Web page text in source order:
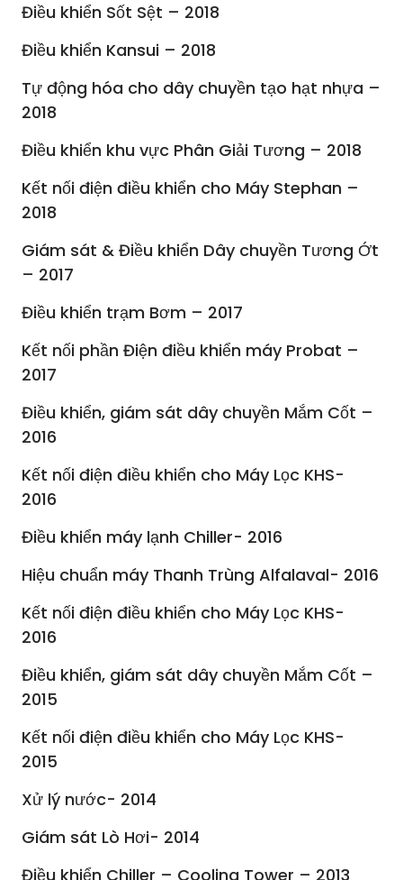
Điều khiển Sốt Sệt – 2018
Điều khiển Kansui – 2018
Tự động hóa cho dây chuyền tạo hạt nhựa –
2018
Điều khiển khu vực Phân Giải Tương – 2018
Kết nối điện điều khiển cho Máy Stephan –
2018
Giám sát & Điều khiển Dây chuyền Tương Ớt
– 2017
Điều khiển trạm Bơm – 2017
Kết nối phần Điện điều khiển máy Probat –
2017
Điều khiển, giám sát dây chuyền Mắm Cốt –
2016
Kết nối điện điều khiển cho Máy Lọc KHS-
2016
Điều khiển máy lạnh Chiller- 2016
Hiệu chuẩn máy Thanh Trùng Alfalaval- 2016
Kết nối điện điều khiển cho Máy Lọc KHS-
2016
Điều khiển, giám sát dây chuyền Mắm Cốt –
2015
Kết nối điện điều khiển cho Máy Lọc KHS-
2015
Xử lý nước- 2014
Giám sát Lò Hơi- 2014
Điều khiển Chiller – Cooling Tower – 2013